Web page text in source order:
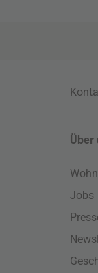
Über
Jobs